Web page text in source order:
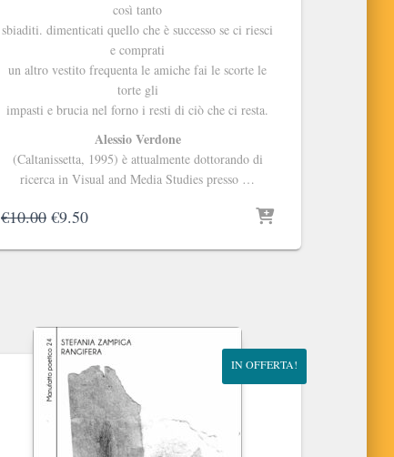
così tanto
sbiaditi. dimenticati quello che è successo se ci riesci
e comprati
un altro vestito frequenta le amiche fai le scorte le
torte gli
impasti e brucia nel forno i resti di ciò che ci resta.
Alessio Verdone
(Caltanissetta, 1995) è attualmente dottorando di
ricerca in Visual and Media Studies presso …
€10.00 Il
originale
€9.50Il
attuale
IN OFFERTA!